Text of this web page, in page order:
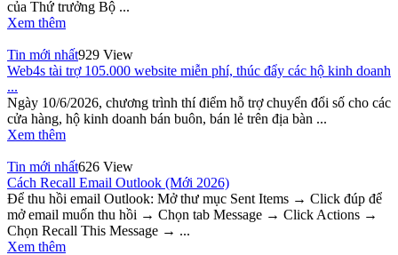
của Thứ trưởng Bộ ...
Xem thêm
Tin mới nhất929 View
Web4s tài trợ 105.000 website miễn phí, thúc đẩy các hộ kinh doanh
...
Ngày 10/6/2026, chương trình thí điểm hỗ trợ chuyển đổi số cho các
cửa hàng, hộ kinh doanh bán buôn, bán lẻ trên địa bàn ...
Xem thêm
Tin mới nhất626 View
Cách Recall Email Outlook (Mới 2026)
Để thu hồi email Outlook: Mở thư mục Sent Items → Click đúp để
mở email muốn thu hồi → Chọn tab Message → Click Actions →
Chọn Recall This Message → ...
Xem thêm